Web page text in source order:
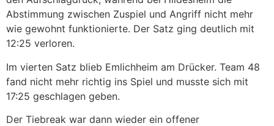
Abstimmung zwischen Zuspiel und Angriff nicht mehr
wie gewohnt funktionierte. Der Satz ging deutlich mit
12:25 verloren.
Im vierten Satz blieb Emlichheim am Drücker. Team 48
fand nicht mehr richtig ins Spiel und musste sich mit
17:25 geschlagen geben.
Der Tiebreak war dann wieder ein offener